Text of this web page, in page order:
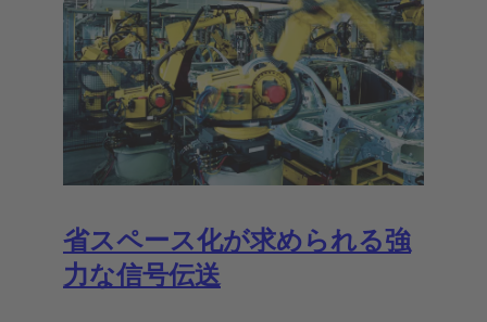
省スペース化が求められる強
力な信号伝送